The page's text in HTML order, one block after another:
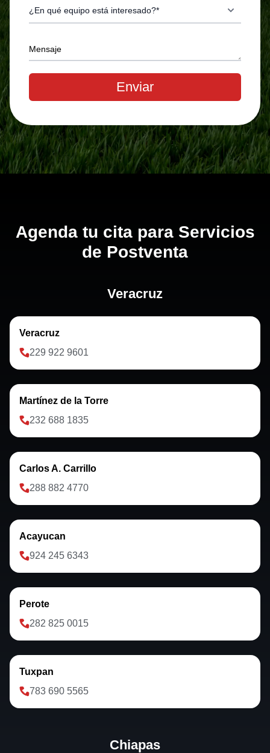
Mensaje
Enviar
Agenda tu cita para Servicios
de Postventa
Veracruz
Veracruz
229 922 9601
Martínez de la Torre
232 688 1835
Carlos A. Carrillo
288 882 4770
Acayucan
924 245 6343
Perote
282 825 0015
Tuxpan
783 690 5565
Chiapas